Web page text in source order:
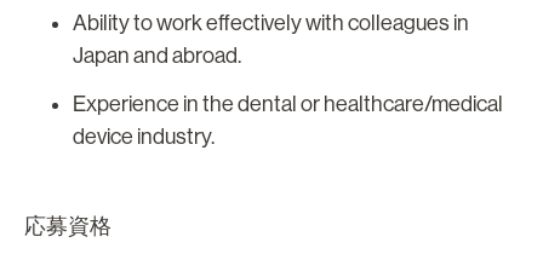
Ability to work effectively with colleagues in
Japan and abroad.
Experience in the dental or healthcare/medical
device industry.
応募資格